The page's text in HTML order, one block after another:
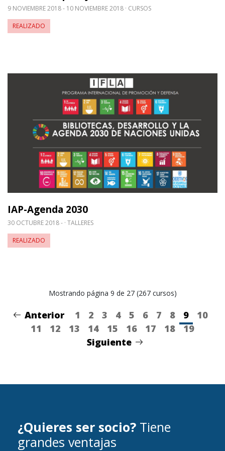
9 NOVIEMBRE 2018 - 10 NOVIEMBRE 2018 CURSOS
REALIZADO
IAP-Agenda 2030
30 OCTUBRE 2018 - TALLERES
REALIZADO
Leer m�s sobre IAP-Agenda 2030
Mostrando página 9 de 27 (267 cursos)
Anterior 1 2 3 4 5 6 7 8 9
10
11
12 13 14 15 16 17 18
19
Siguiente
¿Quieres ser socio? Tiene
grandes ventajas